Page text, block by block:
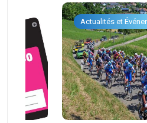
Actualités et